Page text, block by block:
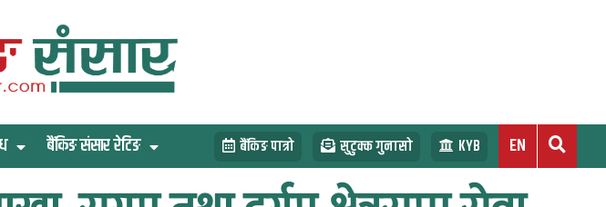
बैंकिङ संसार रेटिङ बैंकिङ पात्रो सुटुक्क गुनासो KYB EN